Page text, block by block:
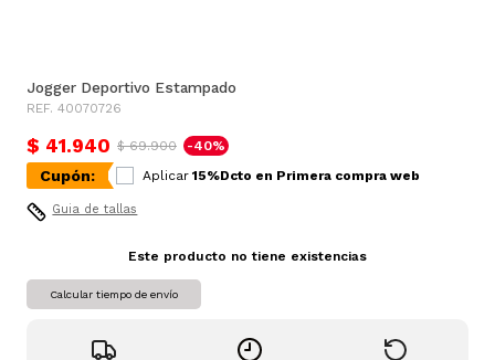
Jogger Deportivo Estampado
REF. 40070726
$ 41.940 $ 69.900 -40%
Cupón: Aplicar 15%Dcto en Primera compra web
Guia de tallas
Este producto no tiene existencias
Calcular tiempo de envío